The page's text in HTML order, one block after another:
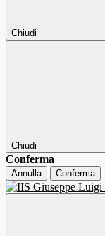
Chiudi
Chiudi
Conferma
Annulla Conferma